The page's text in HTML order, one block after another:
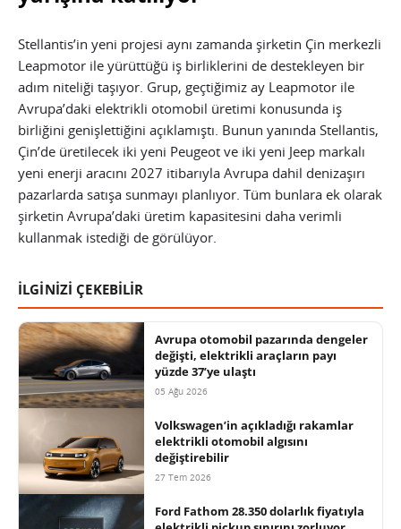
Stellantis’in yeni projesi aynı zamanda şirketin Çin merkezli
Leapmotor ile yürüttüğü iş birliklerini de destekleyen bir
adım niteliği taşıyor. Grup, geçtiğimiz ay Leapmotor ile
Avrupa’daki elektrikli otomobil üretimi konusunda iş
birliğini genişlettiğini açıklamıştı. Bunun yanında Stellantis,
Çin’de üretilecek iki yeni Peugeot ve iki yeni Jeep markalı
yeni enerji aracını 2027 itibarıyla Avrupa dahil denizaşırı
pazarlarda satışa sunmayı planlıyor. Tüm bunlara ek olarak
şirketin Avrupa’daki üretim kapasitesini daha verimli
kullanmak istediği de görülüyor.
İLGİNİZİ ÇEKEBİLİR
Avrupa otomobil pazarında dengeler
değişti, elektrikli araçların payı
yüzde 37’ye ulaştı
05 Ağu 2026
Volkswagen’in açıkladığı rakamlar
elektrikli otomobil algısını
değiştirebilir
27 Tem 2026
Ford Fathom 28.350 dolarlık fiyatıyla